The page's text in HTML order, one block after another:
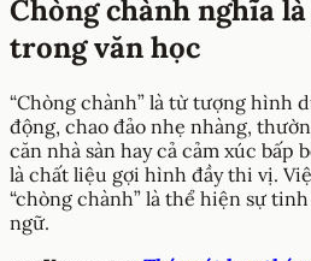
Chòng chành nghĩa
trong văn học
“Chòng chành” là từ tượng hình
động, chao đảo nhẹ nhàng,
căn nhà sàn hay cả cảm xúc bấp
là chất liệu gợi hình đầy thi vị.
“chòng chành” là thể hiện sự
ngữ.